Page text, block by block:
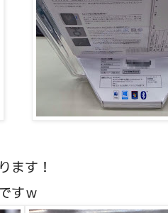
ます！
すｗ